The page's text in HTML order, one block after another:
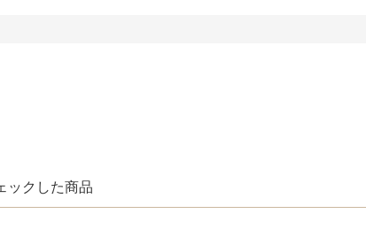
ックした商品